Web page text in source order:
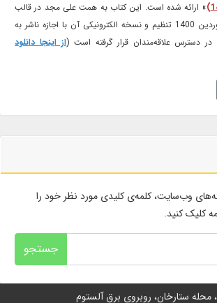
» ارائه شده است. این کتاب به همت علی مجد در قالب
گفتگویی تفصیلی در فروردین 1400 تنظیم و نسخه الکترونیکی آن با اجازه ناشر به
علاقه‌مندان قرار گرفته است (از اینجا دانلود
وب‌سایت، کلمه‌ی کلیدی مورد نظر خود را
کنید.
جستجو
محله ستارخان، روبروی برق آلستوم